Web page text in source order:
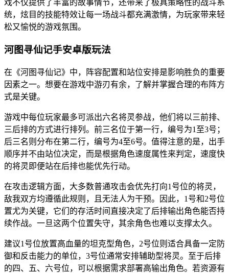
戏不仅提供了丰富的故事情节，还带来了极具策略性的战斗系
统，炫目的技能特效让每一场战斗都充满激情，为玩家带来轻
松又愉悦的游戏氛围。
河图寻仙记手安卓版玩法
在《河图寻仙记》中，阵容配置和站位安排是影响胜负的重要
因素之一。想要在游戏中游刃有余，了解并掌握合理的布阵方
式是关键。
游戏中每位玩家最多可派出六名将灵参战，他们将以三前排、
三后排的方式进行排列。前三名位于第一行，编号为1至3号；
后三名则分布在第二行，编号为4至6号。值得注意的是，出手
顺序并不由站位决定，而是根据角色速度属性来判定，速度快
的将灵即便站在后排也能优先行动。
在攻击逻辑方面，大多数普通攻击会优先打向1号位的将灵，
敌我双方均遵循此规则，且无法人为干预。因此，1号和2号位
置尤为关键，它们的存活时间直接决定了后排输出角色能否持
续作战。一旦这两个位置失守，其余角色也难以支撑太久。
建议1号位放置高血量的坦克型角色，2号位则适合具备一定防
御和反击能力的单位，3号位通常安排辅助型将灵。至于后排
的四、五、六号位，可以根据需求部署高输出角色。若资源有